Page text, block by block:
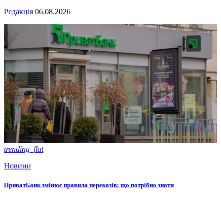
Редакція 06.08.2026
trending_flat
Новини
ПриватБанк змінює правила переказів: що потрібно знати